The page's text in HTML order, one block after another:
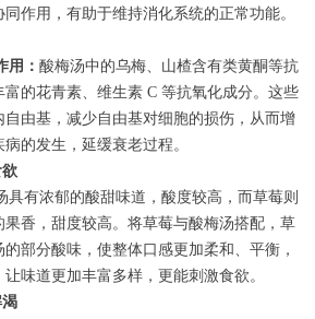
作用，有助于维持消化系统的正常功能。
用： 酸梅汤中的乌梅、山楂含有类黄酮等抗
的花青素、维生素 C 等抗氧化成分。这些
由基，减少自由基对细胞的损伤，从而增
的发生，延缓衰老过程。
具有浓郁的酸甜味道，酸度较高，而草莓则
香，甜度较高。将草莓与酸梅汤搭配，草
部分酸味，使整体口感更加柔和、平衡，
味道更加丰富多样，更能刺激食欲。